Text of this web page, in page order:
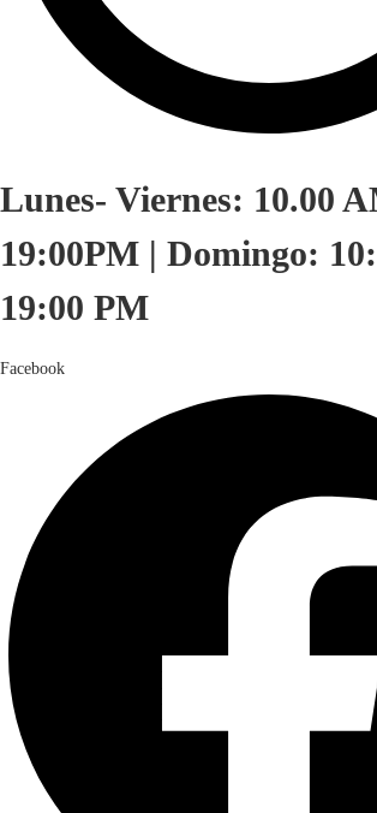
Lunes- Viernes: 10.00
19:00PM | Domingo:
19:00 PM
Facebook